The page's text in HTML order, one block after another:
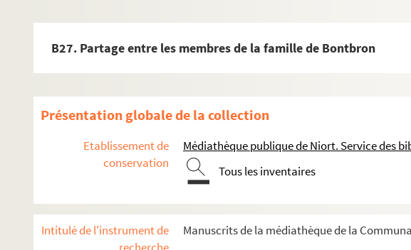
B27. Partage entre les membres de la famille de Bontbron
Présentation globale de la collection
Etablissement de
conservation
Médiathèque publique de Niort. Service des
Tous les inventaires
Intitulé de l'instrument de
Manuscrits de la médiathèque de la
Dossier 1. Collection Le Magny